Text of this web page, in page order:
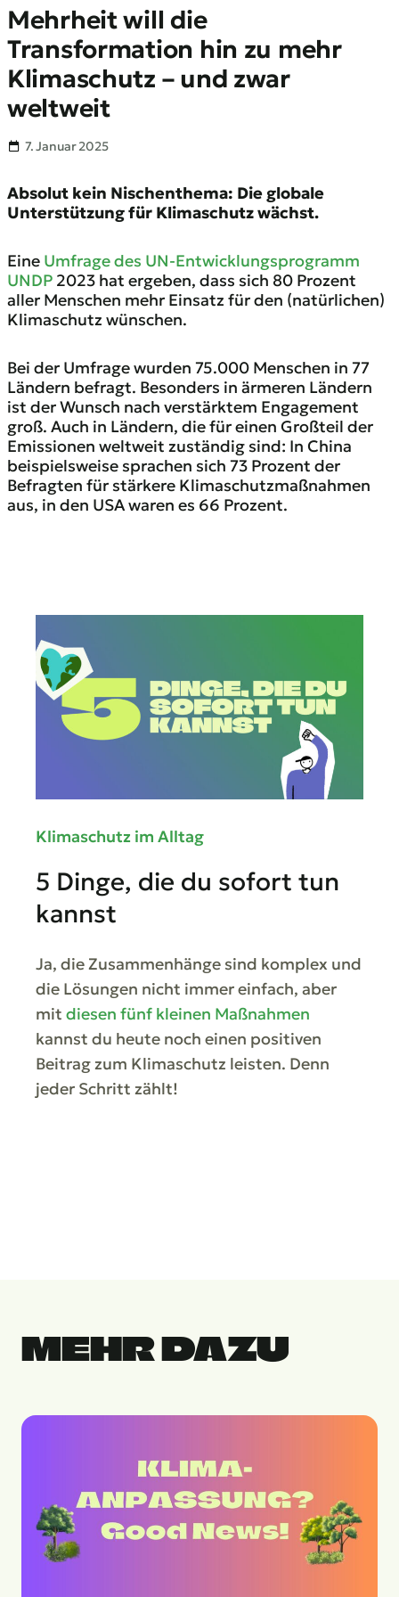
Mehrheit will die
Transformation hin zu mehr
Klimaschutz – und zwar
weltweit
7. Januar 2025
Absolut kein Nischenthema: Die globale
Unterstützung für Klimaschutz wächst.
Eine Umfrage des UN-Entwicklungsprogramm
UNDP 2023 hat ergeben, dass sich 80 Prozent
aller Menschen mehr Einsatz für den (natürlichen)
Klimaschutz wünschen.
Bei der Umfrage wurden 75.000 Menschen in 77
Ländern befragt. Besonders in ärmeren Ländern
ist der Wunsch nach verstärktem Engagement
groß. Auch in Ländern, die für einen Großteil der
Emissionen weltweit zuständig sind: In China
beispielsweise sprachen sich 73 Prozent der
Befragten für stärkere Klimaschutzmaßnahmen
aus, in den USA waren es 66 Prozent.
Klimaschutz im Alltag
5 Dinge, die du sofort tun
kannst
Ja, die Zusammenhänge sind komplex und
die Lösungen nicht immer einfach, aber
mit diesen fünf kleinen Maßnahmen
kannst du heute noch einen positiven
Beitrag zum Klimaschutz leisten. Denn
jeder Schritt zählt!
MEHR DAZU